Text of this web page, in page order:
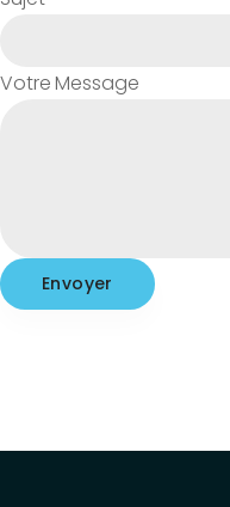
Votre Message